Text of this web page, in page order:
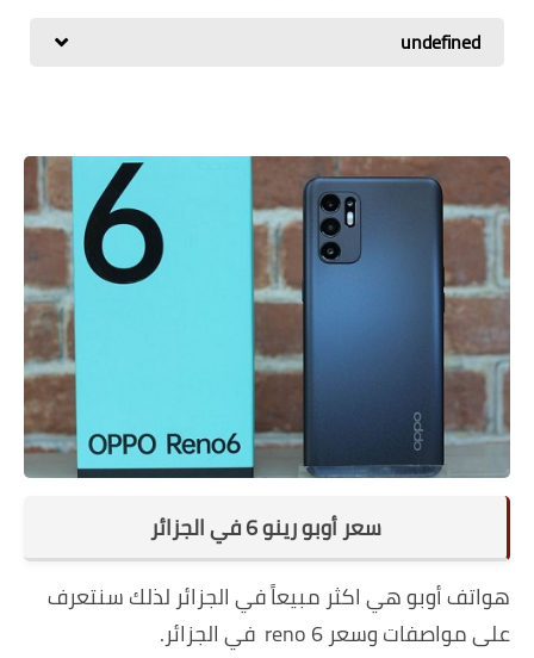
اجهزة جوجل
undefined
سعر أوبو رينو 6 في الجزائر
هواتف أوبو هي اكثر مبيعاً في الجزائر لذلك سنتعرف
على مواصفات وسعر reno 6 في الجزائر.